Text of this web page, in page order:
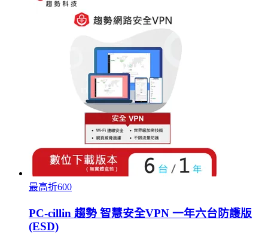
最高折600
PC-cillin 趨勢 智慧安全VPN 一年六台防護版
(ESD)